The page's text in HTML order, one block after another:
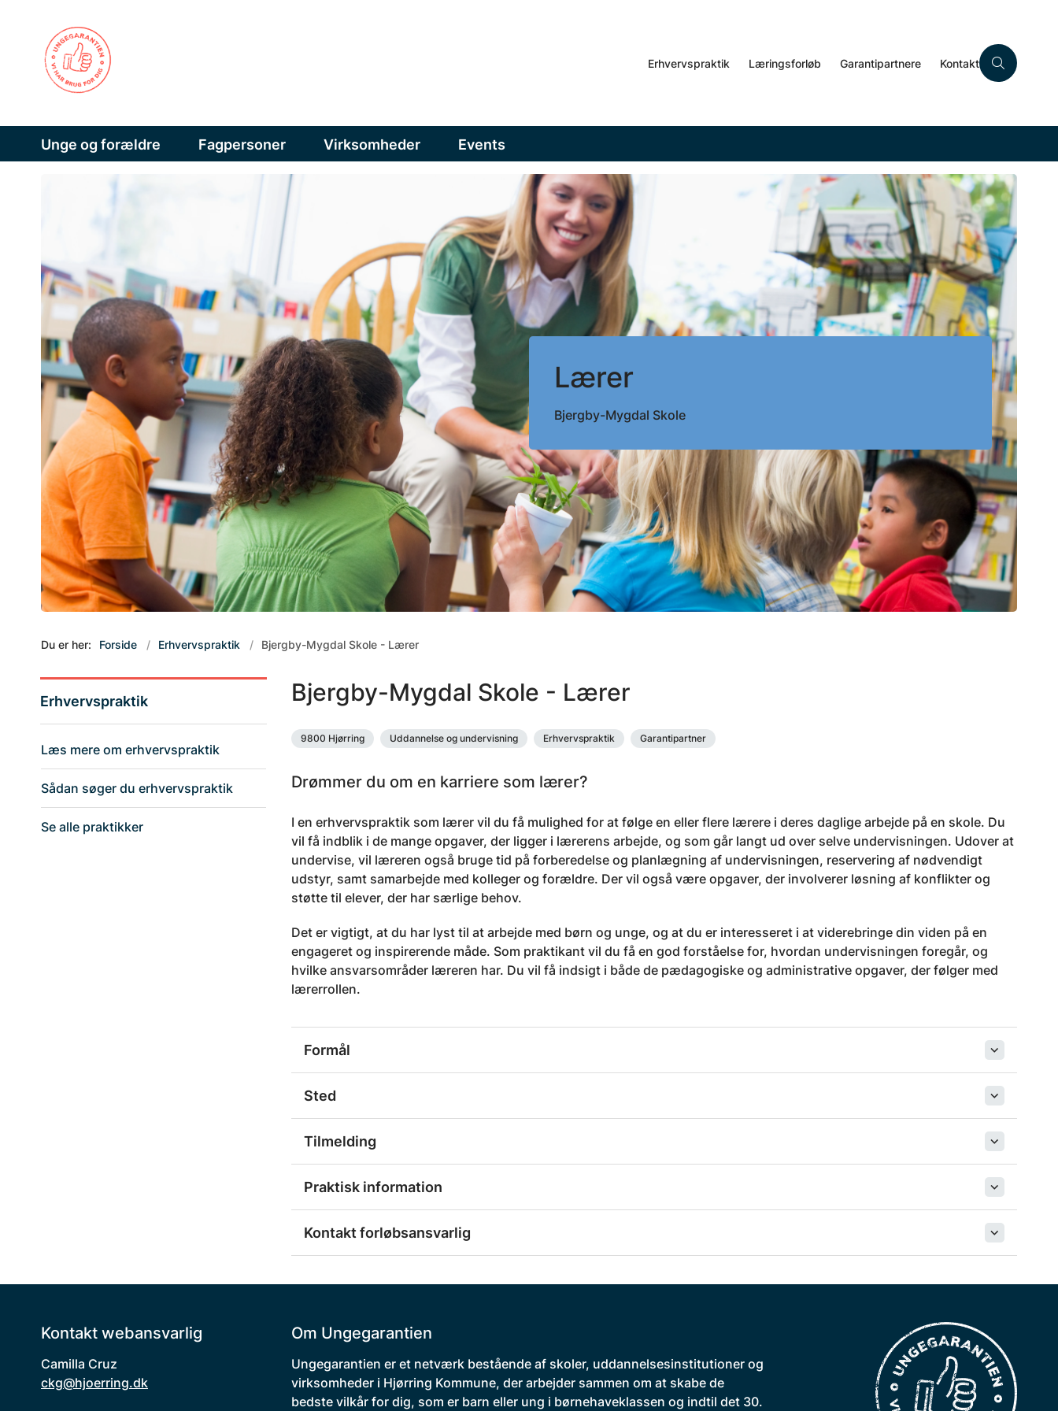
Erhvervspraktik Læringsforløb Garantipartnere Kontakt
Unge og forældre Fagpersoner Virksomheder Events
Lærer
Bjergby-Mygdal Skole
Du er her: Forside Erhvervspraktik Bjergby-Mygdal Skole - Lærer
Erhvervspraktik
Læs mere om erhvervspraktik
Sådan søger du erhvervspraktik
Se alle praktikker
Bjergby-Mygdal Skole - Lærer
9800 Hjørring Uddannelse og undervisning Erhvervspraktik Garantipartner
Drømmer du om en karriere som lærer?
I en erhvervspraktik som lærer vil du få mulighed for at følge en eller flere lærere i deres daglige arbejde på en skole. Du
vil få indblik i de mange opgaver, der ligger i lærerens arbejde, og som går langt ud over selve undervisningen. Udover at
undervise, vil læreren også bruge tid på forberedelse og planlægning af undervisningen, reservering af nødvendigt
udstyr, samt samarbejde med kolleger og forældre. Der vil også være opgaver, der involverer løsning af konflikter og
støtte til elever, der har særlige behov.
Det er vigtigt, at du har lyst til at arbejde med børn og unge, og at du er interesseret i at viderebringe din viden på en
engageret og inspirerende måde. Som praktikant vil du få en god forståelse for, hvordan undervisningen foregår, og
hvilke ansvarsområder læreren har. Du vil få indsigt i både de pædagogiske og administrative opgaver, der følger med
lærerrollen.
Formål
Sted
Tilmelding
Praktisk information
Kontakt forløbsansvarlig
Kontakt webansvarlig
Camilla Cruz
ckg@hjoerring.dk
Om Ungegarantien
Ungegarantien er et netværk bestående af skoler, uddannelsesinstitutioner og
virksomheder i Hjørring Kommune, der arbejder sammen om at skabe de
bedste vilkår for dig, som er barn eller ung i børnehaveklassen og indtil det 30.